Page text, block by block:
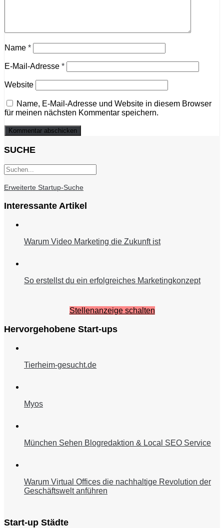
Name *
E-Mail-Adresse *
Website
Name, E-Mail-Adresse und Website in diesem Browser
für meinen nächsten Kommentar speichern.
SUCHE
Erweiterte Startup-Suche
Interessante Artikel
Warum Video Marketing die Zukunft ist
So erstellst du ein erfolgreiches Marketingkonzept
Stellenanzeige schalten
Hervorgehobene Start-ups
Tierheim-gesucht.de
Myos
München Sehen Blogredaktion & Local SEO Service
Warum Virtual Offices die nachhaltige Revolution der
Geschäftswelt anführen
Start-up Städte